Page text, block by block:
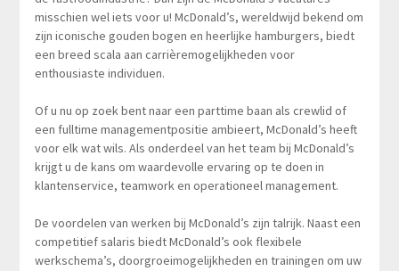
misschien wel iets voor u! McDonald’s, wereldwijd bekend om
zijn iconische gouden bogen en heerlijke hamburgers, biedt
een breed scala aan carrièremogelijkheden voor
enthousiaste individuen.
Of u nu op zoek bent naar een parttime baan als crewlid of
een fulltime managementpositie ambieert, McDonald’s heeft
voor elk wat wils. Als onderdeel van het team bij McDonald’s
krijgt u de kans om waardevolle ervaring op te doen in
klantenservice, teamwork en operationeel management.
De voordelen van werken bij McDonald’s zijn talrijk. Naast een
competitief salaris biedt McDonald’s ook flexibele
werkschema’s, doorgroeimogelijkheden en trainingen om uw